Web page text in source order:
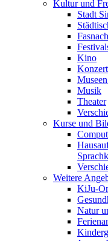
Kultur und
Stadt
Kino
Musik
Theater
Kurse und
Weitere
KiJu-
Natur